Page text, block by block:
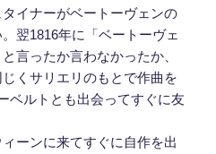
イナーがベートーヴェンの
翌1816年に「ベートーヴェ
言ったか言わなかったか、
くサリエリのもとで作曲を
ベルトとも出会ってすぐに友
ーンに来てすぐに自作を出